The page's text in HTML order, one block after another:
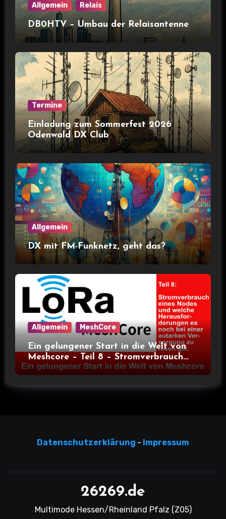
Allgemein Relais
DB0HTV – Umbau der Relaisantenne
Termine
Einladung zum Sommerfest 2026
Odenwald DX Club
Allgemein
DX mit FM-Funknetz, geht das?
Allgemein MeshCore
Ein gelungener Start in die Welt von
Meshcore – Teil 8 – Stromverbrauch
bei verschiedenen Nodes
Datenschutzerklärung - Impressum
26269.de
Multimode Hessen/Rheinland Pfalz (Z05)